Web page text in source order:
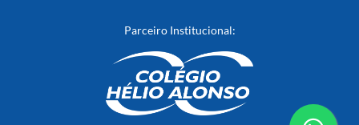
Parceiro Institucional: